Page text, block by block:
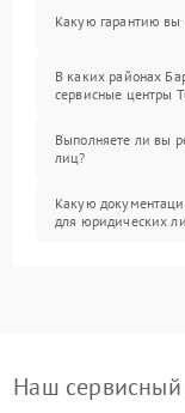
Какую гарантию вы
В каких районах
сервисные центры
Выполняете ли вы
лиц?
Какую
для юридических
Наш